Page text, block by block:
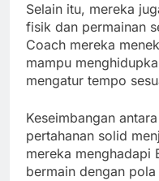
Selain itu, mereka
fisik dan permainan
Coach mereka
mampu
mengatur tempo
Keseimbangan
pertahanan solid
mereka menghadapi
bermain dengan